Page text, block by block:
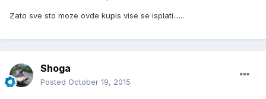
Zato sve sto moze ovde kupis vise se isplati......
Shoga
Posted October 19, 2015